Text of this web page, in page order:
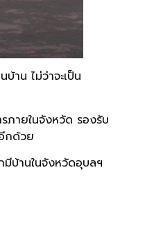
าน ไม่ว่าจะเป็น
ภายในจังหวัด รองรับ
กด้วย
มีบ้านในจังหวัดอุบลฯ